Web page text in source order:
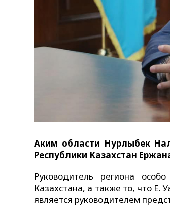
Аким области Нурлыбек
Республики Казахстан
Руководитель региона
Казахстана, а также то, что Е.
является руководителем